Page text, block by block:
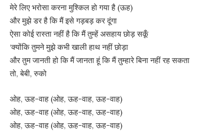
मेरे लिए भरोसा करना मुश्किल हो गया है (ऊह)
और मुझे डर है कि मैं इसे गड़बड़ कर दूंगा
ऐसा कोई रास्ता नहीं है कि मैं तुम्हें असहाय छोड़ सकूँ
‘क्योंकि तुमने मुझे कभी खाली हाथ नहीं छोड़ा
और तुम जानती हो कि मैं जानता हूं कि मैं तुम्हारे बिना नहीं रह सकता
तो, बेबी, रुको
ओह, ऊह-वाह (ओह, ऊह-वाह, ऊह-वाह)
ओह, ऊह-वाह (ओह, ऊह-वाह, ऊह-वाह)
ओह, ऊह-वाह (ओह, ऊह-वाह, ऊह-वाह)